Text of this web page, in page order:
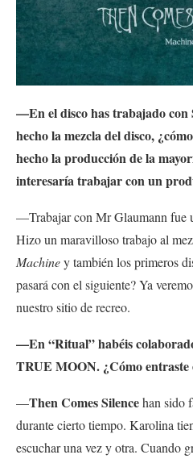
—En el disco has trabajado con
hecho la mezcla del disco,
hecho la producción de la
interesaría trabajar con un
—Trabajar con Mr Glaumann fue
Hizo un maravilloso trabajo al
Machiney también los primeros
pasará con el siguiente? Ya
nuestro sitio de recreo.
—En “Ritual” habéis
TRUE MOON. ¿Cómo entraste
—Then Comes Silencehan sido
durante cierto tiempo. Karolina
escuchar una vez y otra. Cuando